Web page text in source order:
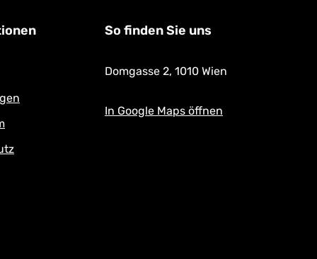
So finden Sie uns
Domgasse 2, 1010 Wien
In Google Maps öffnen